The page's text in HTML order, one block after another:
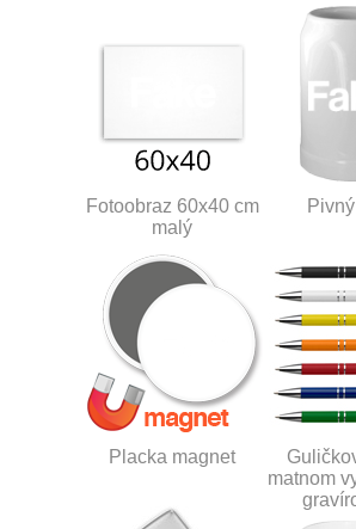
Fotoobraz 60x40 cm
malý
Placka magnet
matnom